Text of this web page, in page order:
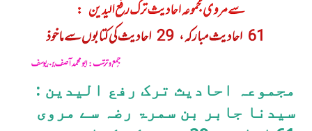
مجموعہ احادیث ترک رفع الیدین :
سیدنا جابر بن سمرۃ رضہ سے مروی